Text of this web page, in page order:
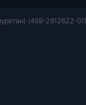
(469-2912622-01)